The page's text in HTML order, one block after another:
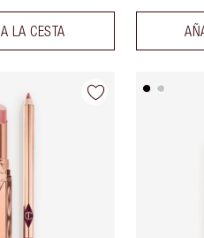
LA CESTA